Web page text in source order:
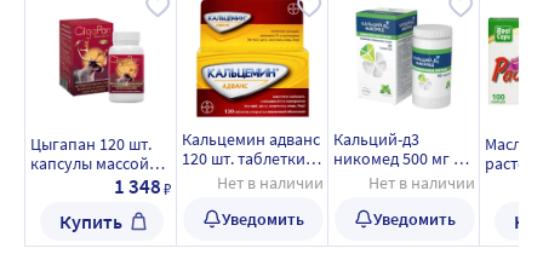
Цыгапан 120 шт.
капсулы массой
1 348₽
Купить
Кальцемин адванс
120 шт. таблетки,
покрытые
оболочкой
Нет в наличии
Уведомить
Кальций-д3
никомед 500 мг +
200 МЕ 60 шт.
жевательные вкус
Нет в наличии
Уведомить
Масло
300 мг